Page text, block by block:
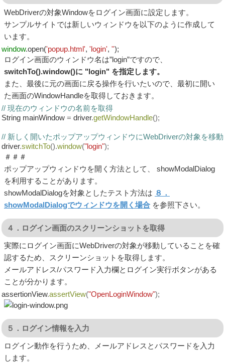
WebDriverの対象Windowをログイン画面に設定します。
サンプルサイトでは新しいウィンドウを以下のように作成して
います。
window.open('popup.html', 'login', '');
ログイン画面のウィンドウ名は”login”ですので、
switchTo().window()に "login" を指定します。
また、最後に元の画面に戻る操作を行いたいので、最初に開い
た画面のWindowHandleを取得しておきます。
// 現在のウィンドウの名前を取得
String mainWindow = driver.getWindowHandle();
// 新しく開いたポップアップウィンドウにWebDriverの対象を移動
driver.switchTo().window("login");
＃＃＃
ポップアップウィンドウを開く方法として、 showModalDialog
を利用することがあります。
showModalDialogを対象としたテスト方法は ８．
showModalDialogでウィンドウを開く場合 を参照下さい。
４．ログイン画面のスクリーンショットを取得
実際にログイン画面にWebDriverの対象が移動していることを確
認するため、スクリーンショットを取得します。
メールアドレス/パスワード入力欄とログイン実行ボタンがある
ことが分かります。
assertionView.assertView("OpenLoginWindow");
５．ログイン情報を入力
ログイン動作を行うため、メールアドレスとパスワードを入力
します。